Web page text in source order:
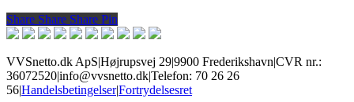
Share
Share Share Share Pin
VVSnetto.dk ApS|Højrupsvej 29|9900 Frederikshavn|CVR nr.:
36072520|info@vvsnetto.dk|Telefon: 70 26 26
56|Handelsbetingelser|Fortrydelsesret